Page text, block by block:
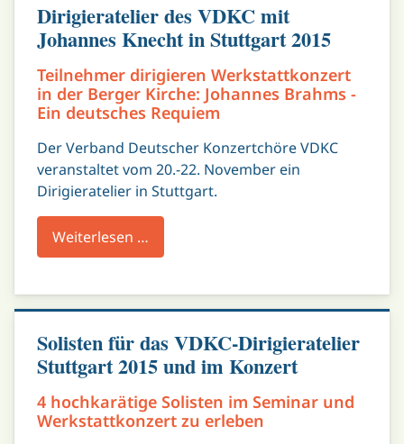
Dirigieratelier des VDKC mit
Johannes Knecht in Stuttgart 2015
Teilnehmer dirigieren Werkstattkonzert
in der Berger Kirche: Johannes Brahms -
Ein deutsches Requiem
Der Verband Deutscher Konzertchöre VDKC
veranstaltet vom 20.-22. November ein
Dirigieratelier in Stuttgart.
Weiterlesen …
Solisten für das VDKC-Dirigieratelier
Stuttgart 2015 und im Konzert
4 hochkarätige Solisten im Seminar und
Werkstattkonzert zu erleben